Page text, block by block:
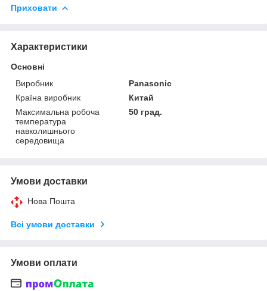
Приховати
Характеристики
Основні
Виробник
Panasonic
Країна виробник
Китай
Максимальна робоча
температура
навколишнього
середовища
50 град.
Умови доставки
Нова Пошта
Всі умови доставки
Умови оплати